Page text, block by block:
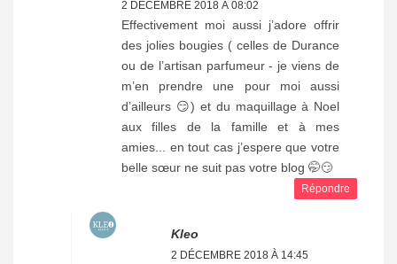
2 DÉCEMBRE 2018 À 08:02
Effectivement moi aussi j’adore offrir
des jolies bougies ( celles de Durance
ou de l’artisan parfumeur - je viens de
m’en prendre une pour moi aussi
d’ailleurs 😏) et du maquillage à Noel
aux filles de la famille et à mes
amies... en tout cas j’espere que votre
belle sœur ne suit pas votre blog 🤭😏
Répondre
Kleo
2 DÉCEMBRE 2018 À 14:45